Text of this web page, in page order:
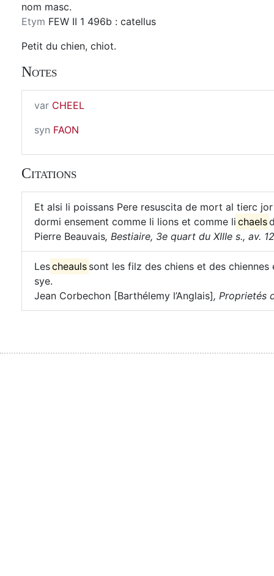
nom masc.
Etym FEW II 1 496b : catellus
Petit du chien, chiot.
Notes
var CHEEL
syn FAON
Citations
Et alsi li poissans Pere resuscita de mort al tierc
dormi ensement comme li lions et comme li chaels
Pierre Beauvais, Bestiaire, 3e quart du XIIIe s., av.
Lescheauls sont les filz des chiens et des chiennes
sye.
Jean Corbechon [Barthélemy l’Anglais], Proprietés